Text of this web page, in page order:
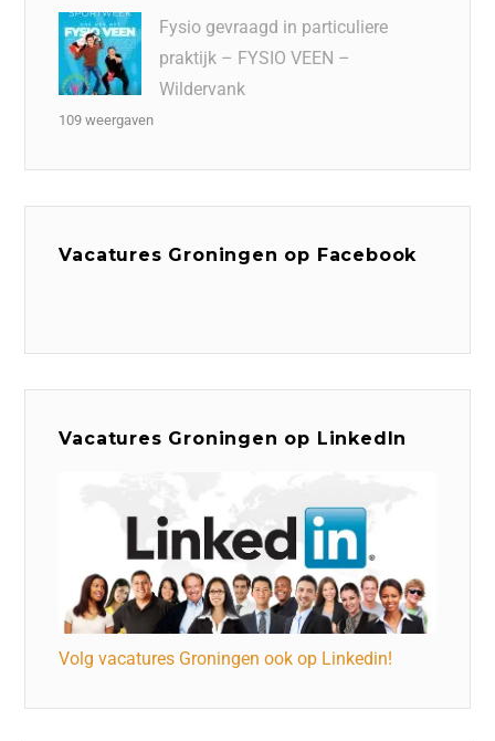
Fysio gevraagd in particuliere
praktijk – FYSIO VEEN –
Wildervank
109 weergaven
Vacatures Groningen op Facebook
Vacatures Groningen op LinkedIn
Volg vacatures Groningen ook op Linkedin!